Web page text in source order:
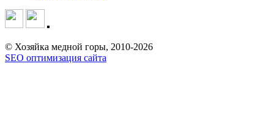
© Хозяйка медной горы, 2010-2026
SEO оптимизация сайта